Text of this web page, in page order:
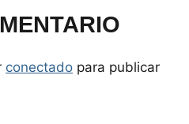
conectado para publicar